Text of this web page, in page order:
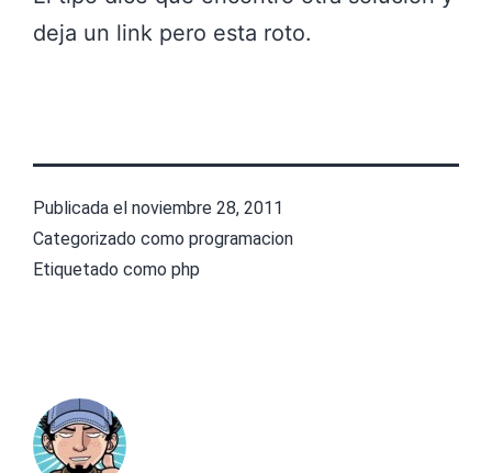
deja un link pero esta roto.
Publicada el noviembre 28, 2011
Categorizado como programacion
Etiquetado como php